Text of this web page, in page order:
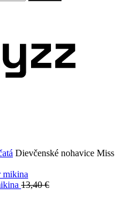
Dievčenské nohavice
13,40€